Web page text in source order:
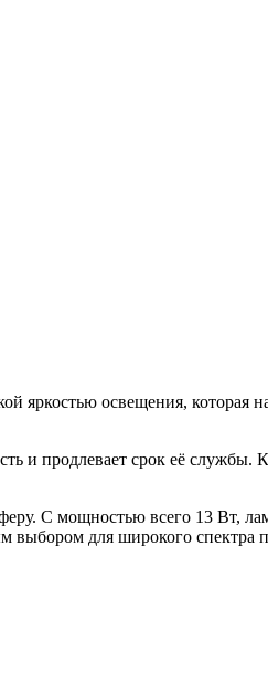
яркостью освещения, которая
и продлевает срок её службы.
С мощностью всего 13 Вт,
выбором для широкого